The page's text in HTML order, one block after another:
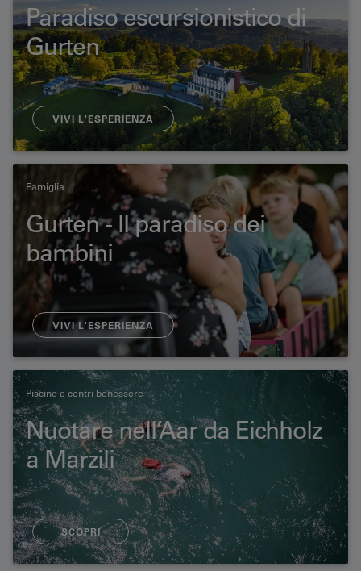
Paradiso escursionistico di
Gurten
VIVI L'ESPERIENZA
Famiglia
Gurten - Il paradiso dei
bambini
VIVI L'ESPERIENZA
Piscine e centri benessere
Nuotare nell’Aar da Eichholz
a Marzili
SCOPRI